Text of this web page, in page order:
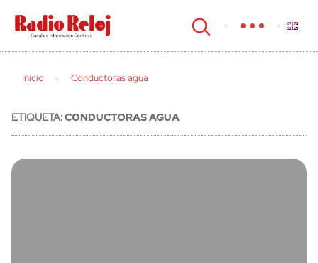
cerrar
Inicio Conductoras agua
ETIQUETA:CONDUCTORAS AGUA